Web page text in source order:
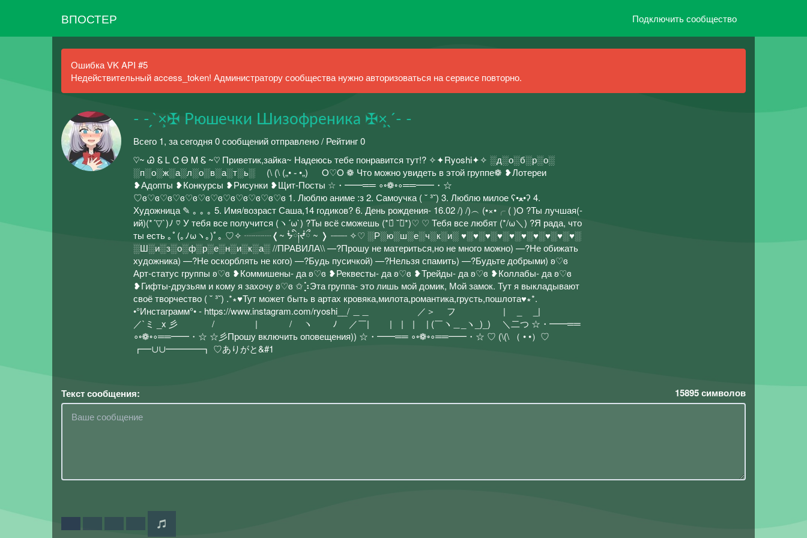
ВПОСТЕР Подключить сообщество
Ошибка VK API #5
Недействительный access_token! Администратору сообщества нужно авторизоваться на сервисе повторно.
- - ̗ ̀×̧✠ Рюшечки Шизофреника ✠×̧ ̖ ́- -
Всего 1, за сегодня 0 сообщений отправлено / Рейтинг 0
♡~ Ꮚ Ꮛ Ꮮ Ꮳ Ꮎ Ꮇ Ꮛ ~♡ Приветик,зайка~ Надеюсь тебе понравится тут!? ✧✦Ryoshi✦✧ ░д░о░б░р░о░
░п░о░ж░а░л░о░в░а░т░ь░ (\ (\ („• ֊ •„) O♡O ❁ Что можно увидеть в этой группе❁ ❥Лотереи
❥Адопты ❥Конкурсы ❥Рисунки ❥Щит-Посты ☆・━━══ ∘◦❁◦∘══━━・☆
♡ɞ♡ɞ♡ɞ♡ɞ♡ɞ♡ɞ♡ɞ♡ɞ♡ɞ♡ɞ♡ɞ♡ɞ 1. Люблю аниме :з 2. Самоучка ( ˘ ³˘) 3. Люблю милое ʕ•ﻌ•ʔ 4.
Художница ✎ ｡ ｡ ｡ 5. Имя/возраст Саша,14 годиков? 6. День рождения- 16.02 /) /)︵ (•×•╭ ( )O ?Ты лучшая(-
ий)(*´▽`)ﾉ ♡ У тебя все получится (ヽ´ω`) ?Ты всё сможешь (*ฅ́ ˘ฅ̀*)♡ ♡ Тебя все любят (*/ω＼) ?Я рада, что
ты есть ｡ﾟ(｡ﾉωヽ｡)ﾟ｡ ♡✧ ┈┈┈❬~ ᖭི༏ᖫྀ ~ ❭ ┈┈┈ ✧♡ ░Р░ю░ш░е░ч░к░и░ ♥︎︎░♥︎︎░♥︎︎░♥︎︎░♥︎︎░♥︎︎░♥︎︎░♥︎︎░♥︎︎░♥︎︎░
░Ш░и░з░о░ф░р░е░н░и░к░а░ //ПРАВИЛА\\ —?Прошу не материться,но не много можно) —?Не обижать
художника) —?Не оскорблять не кого) —?Будь пусичкой) —?Нельзя спамить) —?Будьте добрыми) ʚ♡ɞ
Арт-статус группы ʚ♡ɞ ❥Коммишены- да ʚ♡ɞ ❥Реквесты- да ʚ♡ɞ ❥Трейды- да ʚ♡ɞ ❥Коллабы- да ʚ♡ɞ
❥Гифты-друзьям и кому я захочу ʚ♡ɞ ✩︎⡱Эта группа- это лишь мой домик, Мой замок. Тут я выкладывают
своё творчество ( ˘ ³˘) .*∗︎♥︎︎Тут может быть в артах кровяка,милота,романтика,грусть,пошлота♥︎︎∗︎*.
•°Инстаграмм°• - https://www.instagram.com/ryoshi__/ ＿＿ ／＞ フ | _ _|
／`ミ _x 彡 / | / ヽ ﾉ ／￣| | | | | (￣ヽ＿_ヽ_)_) ＼二つ ☆・━━══
∘◦❁◦∘══━━・☆ ☆彡Прошу включить оповещения)) ☆・━━══ ∘◦❁◦∘══━━・☆ ♡ (\(\ （ • •）♡
┏━∪∪━━━━┓ ♡ありがと&#1
Текст сообщения: 15895символов